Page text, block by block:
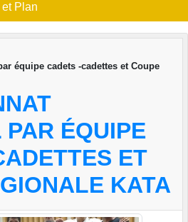
Plan
équipe cadets -cadettes et Coupe
ÉQUIPE
ET
KATA